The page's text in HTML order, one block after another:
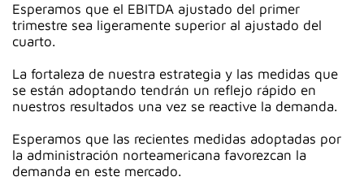
Esperamos que el EBITDA ajustado del primer
trimestre sea ligeramente superior al ajustado del
cuarto.
La fortaleza de nuestra estrategia y las medidas que
se están adoptando tendrán un reflejo rápido en
nuestros resultados una vez se reactive la demanda.
Esperamos que las recientes medidas adoptadas por
la administración norteamericana favorezcan la
demanda en este mercado.